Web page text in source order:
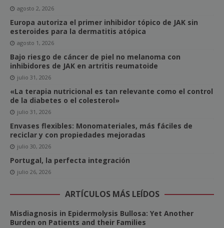
agosto 2, 2026
Europa autoriza el primer inhibidor tópico de JAK sin
esteroides para la dermatitis atópica
agosto 1, 2026
Bajo riesgo de cáncer de piel no melanoma con
inhibidores de JAK en artritis reumatoide
julio 31, 2026
«La terapia nutricional es tan relevante como el control
de la diabetes o el colesterol»
julio 31, 2026
Envases flexibles: Monomateriales, más fáciles de
reciclar y con propiedades mejoradas
julio 30, 2026
Portugal, la perfecta integración
julio 26, 2026
ARTÍCULOS MÁS LEÍDOS
Misdiagnosis in Epidermolysis Bullosa: Yet Another
Burden on Patients and their Families